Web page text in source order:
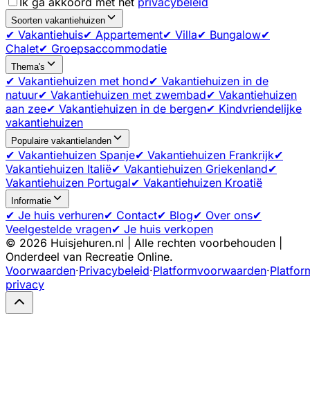
Soorten vakantiehuizen
✔ Vakantiehuis✔ Appartement✔ Villa✔ Bungalow✔
Chalet✔ Groepsaccommodatie
Thema's
✔ Vakantiehuizen met hond✔ Vakantiehuizen in de
natuur✔ Vakantiehuizen met zwembad✔ Vakantiehuizen
aan zee✔ Vakantiehuizen in de bergen✔ Kindvriendelijke
vakantiehuizen
Populaire vakantielanden
✔ Vakantiehuizen Spanje✔ Vakantiehuizen Frankrijk✔
Vakantiehuizen Italië✔ Vakantiehuizen Griekenland✔
Vakantiehuizen Portugal✔ Vakantiehuizen Kroatië
Informatie
✔ Je huis verhuren✔ Contact✔ Blog✔ Over ons✔
Veelgestelde vragen✔ Je huis verkopen
© 2026 Huisjehuren.nl | Alle rechten voorbehouden |
Onderdeel van Recreatie Online.
Voorwaarden·Privacybeleid·Platformvoorwaarden·
privacy